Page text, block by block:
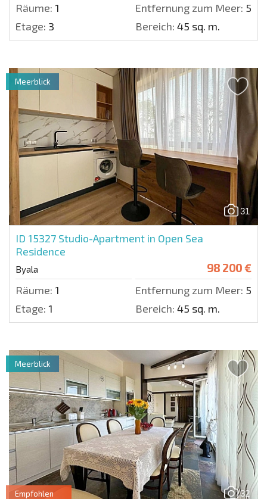
Räume: 1 Entfernung zum Meer: 50
Etage: 3 Bereich: 45 sq. m.
31
ID 15327 Studio-Apartment in Open Sea
Residence
Byala 98 200 €
Räume: 1 Entfernung zum Meer: 50
Etage: 1 Bereich: 45 sq. m.
Meerblick
32
Empfohlen
Meerblick